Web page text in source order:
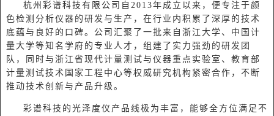
杭州彩谱科技有限公司自 2013年成立以来，便专注于颜
色检测分析仪器的研发与生产，在行业内积累了深厚的技术
底蕴与良好的口碑。公司汇聚了一批来自浙江大学、中国计
量大学等知名学府的专业人才，组建了实力强劲的研发团
队，同时与浙江省现代计量测试与仪器重点实验室、教育部
计量测试技术国家工程中心等权威研究机构紧密合作，不断
推动技术创新与产品升级。
彩谱科技的光泽度仪产品线极为丰富，能够全方位满足不